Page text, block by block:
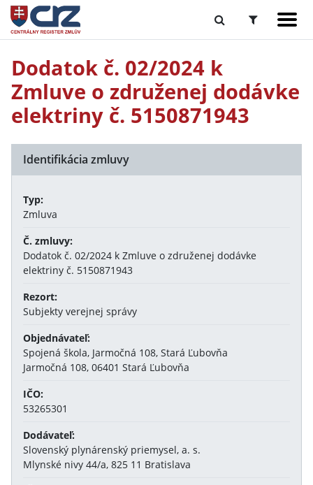
Dodatok č. 02/2024 k
Zmluve o združenej dodávke
elektriny č. 5150871943
Identifikácia zmluvy
Typ:
Zmluva
Č. zmluvy:
Dodatok č. 02/2024 k Zmluve o združenej dodávke
elektriny č. 5150871943
Rezort:
Subjekty verejnej správy
Objednávateľ:
Spojená škola, Jarmočná 108, Stará Ľubovňa
Jarmočná 108, 06401 Stará Ľubovňa
IČO:
53265301
Dodávateľ:
Slovenský plynárenský priemysel, a. s.
Mlynské nivy 44/a, 825 11 Bratislava